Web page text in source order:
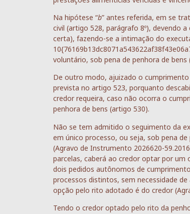
Na hipótese “b” antes referida, em se
civil (artigo 528, parágrafo 8º), devendo
certa), fazendo-se a intimação do
voluntário, sob pena de penhora de bens
De outro modo, ajuizado o
prevista no artigo 523, porquanto
credor requeira, caso não ocorra o
penhora de bens (artigo 530).
Não se tem admitido o seguimento da
em único processo, ou seja, sob pena
(Agravo de Instrumento 2026620-
parcelas, caberá ao credor optar por
dois pedidos autônomos de
processos distintos, sem necessidade
opção pelo rito adotado é do credor
Tendo o credor optado pelo rito da